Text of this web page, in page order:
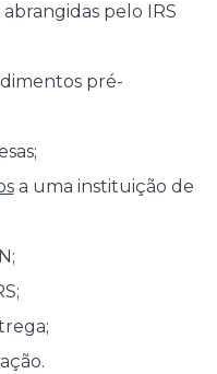
abrangidas pelo IRS
pré-
a uma instituição de